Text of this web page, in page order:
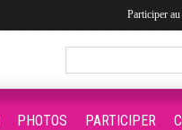
PHOTOS PARTICIPER
Participer